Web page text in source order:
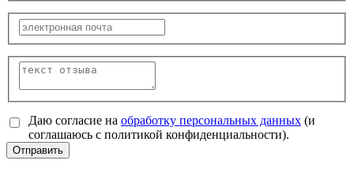
Даю согласие на обработку персональных данных (и
соглашаюсь с политикой конфиденциальности).
Отправить